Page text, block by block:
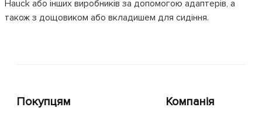
Hauck або інших виробників за допомогою адаптерів, а
також з дощовиком або вкладишем для сидіння.
Покупцям Компанія